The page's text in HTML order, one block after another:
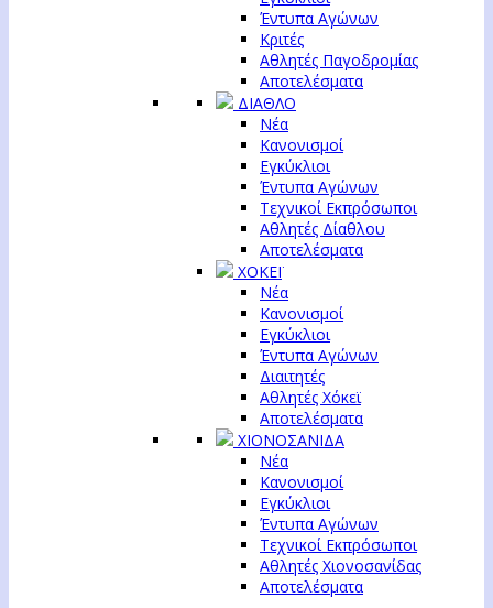
Έντυπα Αγώνων
Κριτές
Αθλητές Παγοδρομίας
Αποτελέσματα
ΔΙΑΘΛΟ
Νέα
Κανονισμοί
Εγκύκλιοι
Έντυπα Αγώνων
Τεχνικοί Εκπρόσωποι
Αθλητές Δίαθλου
Αποτελέσματα
ΧΟΚΕΪ
Νέα
Κανονισμοί
Εγκύκλιοι
Έντυπα Αγώνων
Διαιτητές
Αθλητές Χόκεϊ
Αποτελέσματα
ΧΙΟΝΟΣΑΝΙΔΑ
Νέα
Κανονισμοί
Εγκύκλιοι
Έντυπα Αγώνων
Τεχνικοί Εκπρόσωποι
Αθλητές Χιονοσανίδας
Αποτελέσματα